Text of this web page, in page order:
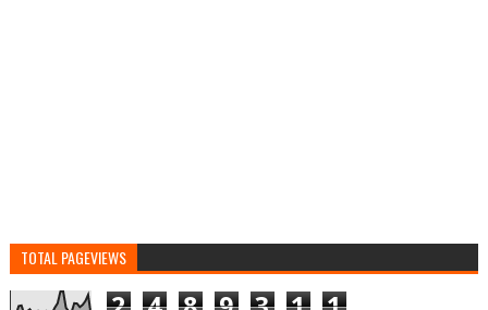
TOTAL PAGEVIEWS